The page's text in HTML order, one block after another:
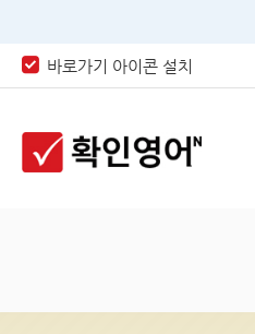
바로가기 아이콘 설치